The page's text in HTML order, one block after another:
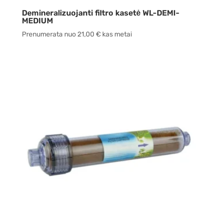
Demineralizuojanti filtro kasetė WL-DEMI-
MEDIUM
Prenumerata nuo21,00 €kas metai